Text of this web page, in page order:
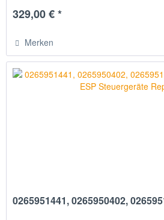
329,00 € *
Merken
0265951441, 0265950402,